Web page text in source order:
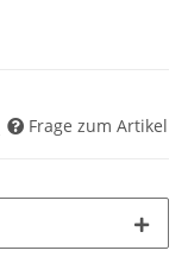
Frage zum Artikel